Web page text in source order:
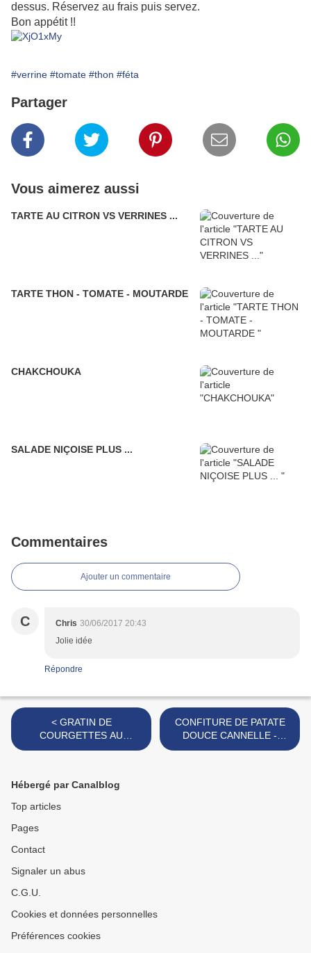
dessus. Réservez au frais puis servez.
Bon appétit !!
#verrine #tomate #thon #féta
Partager
Vous aimerez aussi
TARTE AU CITRON VS VERRINES ...
TARTE THON - TOMATE - MOUTARDE
CHAKCHOUKA
SALADE NIÇOISE PLUS ...
Commentaires
Ajouter un commentaire
C Chris 30/06/2017 20:43
Jolie idée
Répondre
< GRATIN DE
COURGETTES AU
CHÈVRE & LARDONS
CONFITURE DE PATATE
DOUCE CANNELLE -
VANILLE >
Hébergé par Canalblog
Top articles
Pages
Contact
Signaler un abus
C.G.U.
Cookies et données personnelles
Préférences cookies